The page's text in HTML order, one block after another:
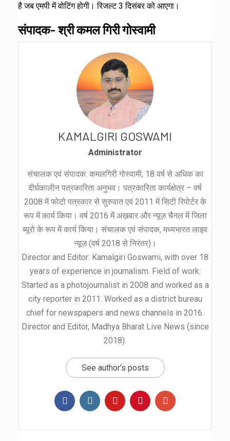
है जब एमपी में वोटिंग होगी। रिजल्ट 3 दिसंबर को आएगा।
संपादक- श्री कमल गिरी गोस्वामी
KAMALGIRI GOSWAMI
Administrator
संचालक एवं संपादक: कमलगिरी गोस्वामी, 18 वर्ष से अधिक का
दीर्घकालीन पत्रकारिता अनुभव। पत्रकारिता कार्यक्षेत्र – वर्ष
2008 में फोटो पत्रकार से सुरुवात एवं 2011 में सिटी रिपोर्टर के
रूप में कार्य किया। वर्ष 2016 में अख़बार और न्यूज़ चैनल में जिला
ब्यूरो के रूप में कार्य किया। संचालक एवं संपादक, मध्यभारत लाइव
न्यूज़ (वर्ष 2018 से निरंतर)।
Director and Editor: Kamalgiri Goswami, with over 18
years of experience in journalism. Field of work:
Started as a photojournalist in 2008 and worked as a
city reporter in 2011. Worked as a district bureau
chief for newspapers and news channels in 2016.
Director and Editor, Madhya Bharat Live News (since
2018).
See author's posts